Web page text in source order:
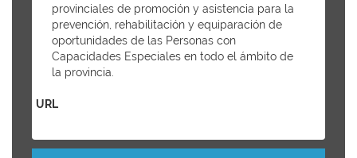
provinciales de promoción y asistencia para la
prevención, rehabilitación y equiparación de
oportunidades de las Personas con
Capacidades Especiales en todo el ámbito de
la provincia.
URL